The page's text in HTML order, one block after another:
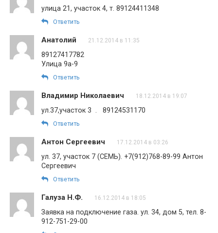
улица 21, участок 4, т. 89124411348
Ответить
Анатолий 21.12.2014 в 11:35
89127417782
Улица 9а-9
Ответить
Владимир Николаевич 18.12.2014 в 19:07
ул.37,участок 3 . 89124531170
Ответить
Антон Сергеевич 17.12.2014 в 03:26
ул. 37, участок 7 (СЕМЬ). +7(912)768-89-99 Антон
Сергеевич
Ответить
Галуза Н.Ф. 16.12.2014 в 18:05
Заявка на подключение газа. ул. 34, дом 5, тел. 8-
912-751-29-00